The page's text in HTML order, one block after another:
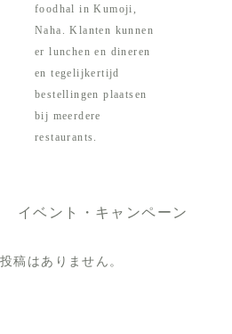
foodhal in Kumoji,
Naha. Klanten kunnen
er lunchen en dineren
en tegelijkertijd
bestellingen plaatsen
bij meerdere
restaurants.
イベント・キャンペーン
投稿はありません。